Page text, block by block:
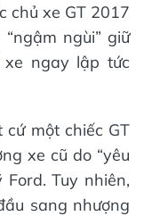
chủ xe GT 2017
ngùi” giữ
ngay lập tức
một chiếc GT
xe cũ do “yêu
Tuy nhiên,
sang nhượng